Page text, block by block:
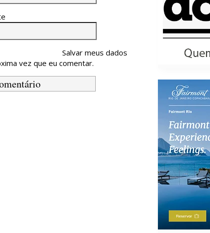
Salvar meus dados
vez que eu comentar.